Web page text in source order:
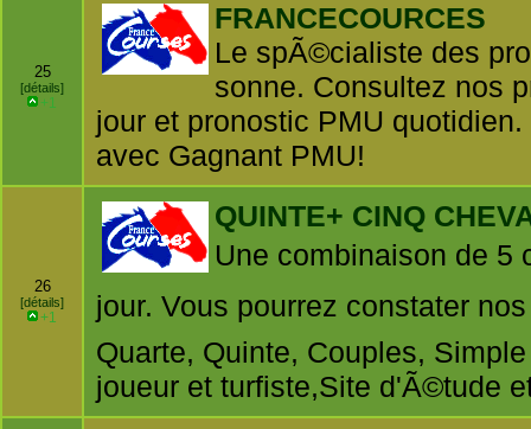
25
[détails]
+1
FRANCECOURCES
Le spÃ©cialiste des
sonne. Consultez nos
jour et pronostic PMU
avec Gagnant PMU!
26
[détails]
+1
QUINTE+ CINQ
Une combinaison de 5
jour. Vous pourrez constater
Quarte, Quinte, Couples,
joueur et turfiste,Site d'Ã©tude